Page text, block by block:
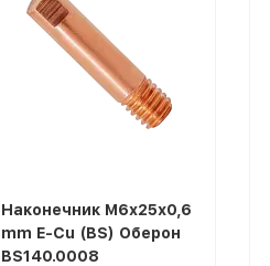
Наконечник М6x25х0,6
mm E-Cu (BS) Оберон
BS140.0008